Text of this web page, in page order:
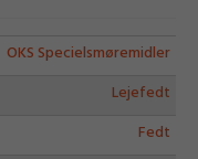
OKS Specielsmøremidler
Lejefedt
Fedt